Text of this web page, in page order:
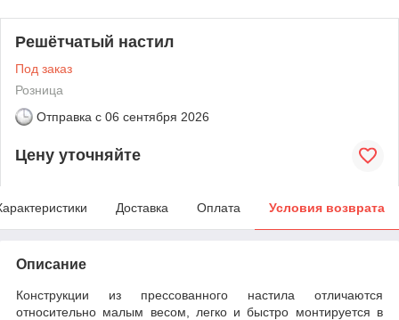
Решётчатый настил
Под заказ
Розница
Отправка с 06 сентября 2026
Цену уточняйте
Доставка Оплата Условия возврата
Описание
Конструкции из прессованного настила отличаются
относительно малым весом, легко и быстро монтируется в